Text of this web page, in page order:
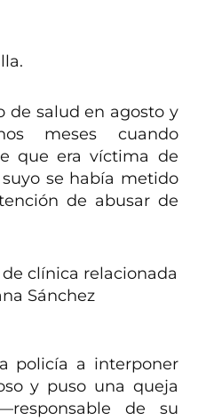
de salud en agosto y
meses cuando
que era víctima de
se había metido
de abusar de
policía a interponer
y puso una queja
de su